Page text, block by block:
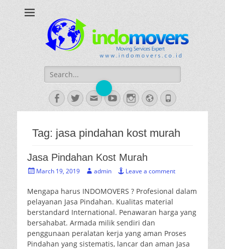
Jasa Pindahan Profesional
Search
for:
Facebook
TwitterEmailYouTubeInstagram
WebsitePhone
Tag: jasa pindahan kost murah
Jasa Pindahan Kost Murah
PostedMarch 19, 2019 Author
admin Leave a comment
Mengapa harus INDOMOVERS ? Profesional dalam
pelayanan Jasa Pindahan. Kualitas material
berstandard International. Penawaran harga yang
bersahabat. Armada milik sendiri dan
penggunaan peralatan kerja yang aman Proses
Pindahan yang sistematis, lancar dan aman Jasa